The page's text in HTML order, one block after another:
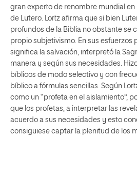
gran experto de renombre mundial en
de Lutero. Lortz afirma que si bien
profundos de la Biblia no obstante se
propio subjetivismo. En sus esfuerzos
significa la salvación, interpretó la
manera y según sus necesidades.
bíblicos de modo selectivo y con
bíblico a fórmulas sencillas. Según
como un “profeta en el aislamiento”,
que los profetas, a interpretar las
acuerdo a sus necesidades y esto
consiguiese captar la plenitud de los